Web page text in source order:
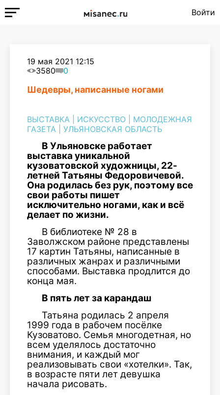
Войти
19 мая 2021 12:15
3580
0
Шедевры, написанные ногами
ВЫСТАВКА ИСКУССТВО
МОЛОДЕЖНАЯ
ГАЗЕТА
УЛЬЯНОВСКАЯ ОБЛАСТЬ
В Ульяновске работает
выставка уникальной
кузоватовской художницы, 22-
летней Татьяны Федоровичевой.
Она родилась без рук, поэтому все
свои работы пишет
исключительно ногами, как и всё
делает по жизни.
В библиотеке № 28 в
Заволжском районе представлены
17 картин Татьяны, написанные в
различных жанрах и различными
способами. Выставка продлится до
конца мая.
В пять лет за карандаш
Татьяна родилась 2 апреля
1999 года в рабочем посёлке
Кузоватово. Семья многодетная, но
всем уделялось достаточно
внимания, и каждый мог
реализовывать свои «хотелки». Так,
в возрасте пяти лет девушка
начала рисовать.